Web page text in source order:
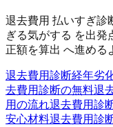
退去費用 払いすぎ診
ぎる気がする を出発
正額を算出 へ進める
退去費用診断経年劣
去費用診断の無料退
用の流れ退去費用診
安心材料退去費用診